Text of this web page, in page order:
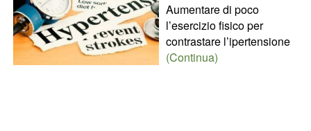
Aumentare di poco
l’esercizio fisico per
contrastare l’ipertensione
(Continua)